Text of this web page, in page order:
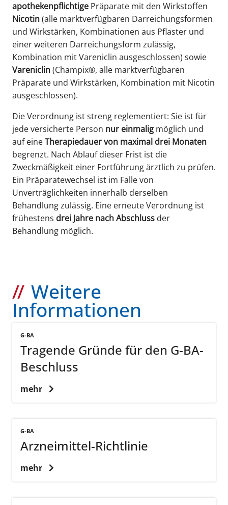
apothekenpflichtige Präparate mit den Wirkstoffen
Nicotin(alle marktverfügbaren Darreichungsformen
und Wirkstärken, Kombinationen aus Pflaster und
einer weiteren Darreichungsform zulässig,
Kombination mit Vareniclin ausgeschlossen) sowie
Vareniclin(Champix®, alle marktverfügbaren
Präparate und Wirkstärken, Kombination mit Nicotin
ausgeschlossen).
Die Verordnung ist streng reglementiert: Sie ist für
jede versicherte Person nur einmalig möglich und
auf eineTherapiedauer von maximal drei Monaten
begrenzt. Nach Ablauf dieser Frist ist die
Zweckmäßigkeit einer Fortführung ärztlich zu prüfen.
Ein Präparatewechsel ist im Falle von
Unverträglichkeiten innerhalb derselben
Behandlung zulässig. Eine erneute Verordnung ist
frühestens drei Jahre nach Abschluss der
Behandlung möglich.
Weitere
Informationen
G-BA
Tragende Gründe für den G-BA-
Beschluss
mehr
G-BA
Arzneimittel-Richtlinie
mehr